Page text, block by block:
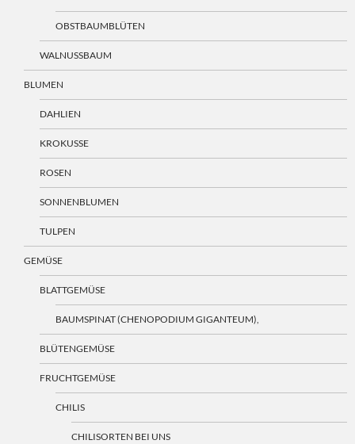
OBSTBAUMBLÜTEN
WALNUSSBAUM
BLUMEN
DAHLIEN
KROKUSSE
ROSEN
SONNENBLUMEN
TULPEN
GEMÜSE
BLATTGEMÜSE
BAUMSPINAT (CHENOPODIUM GIGANTEUM),
BLÜTENGEMÜSE
FRUCHTGEMÜSE
CHILIS
CHILISORTEN BEI UNS